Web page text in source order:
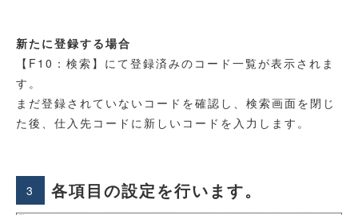
新たに登録する場合
【F10：検索】にて登録済みのコード一覧が表示されま
す。
まだ登録されていないコードを確認し、検索画面を閉じ
た後、仕入先コードに新しいコードを入力します。
3 各項目の設定を行います。